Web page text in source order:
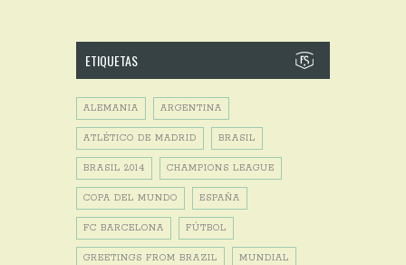
ETIQUETAS
ALEMANIA ARGENTINA
ATLÉTICO DE MADRID BRASIL
BRASIL 2014 CHAMPIONS LEAGUE
COPA DEL MUNDO ESPAÑA
FC BARCELONA FÚTBOL
GREETINGS FROM BRAZIL MUNDIAL